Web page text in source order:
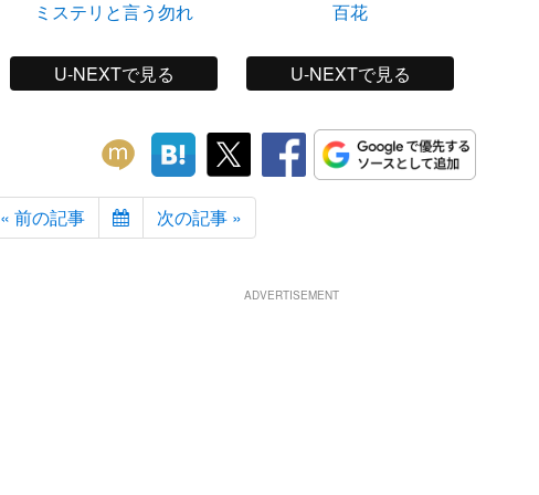
ミステリと言う勿れ
U-NEXTで見る
百花
U-NEXTで見る
« 前の記事 次の記事 »
ADVERTISEMENT